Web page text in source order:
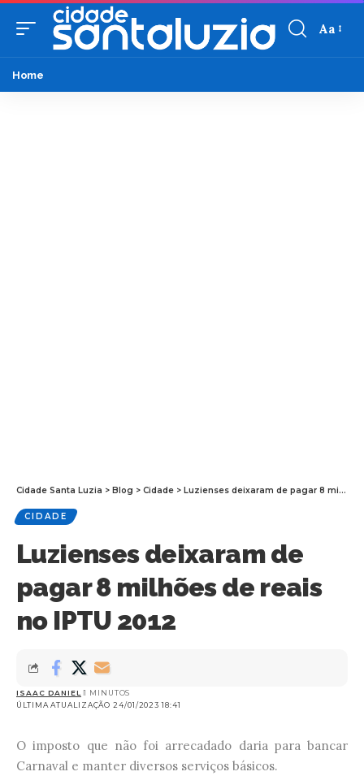
Aa
Home
Cidade Santa Luzia > Blog > Cidade > Luzienses deixaram de pagar 8 milhões de reais no IPTU 2012
CIDADE
Luzienses deixaram de
pagar 8 milhões de reais
no IPTU 2012
ÚLTIMA ATUALIZAÇÃO 24/01/2023 18:41
ISAAC DANIEL 1 MINUTOS
O imposto que não foi arrecadado daria para bancar
Carnaval e manter diversos serviços básicos.